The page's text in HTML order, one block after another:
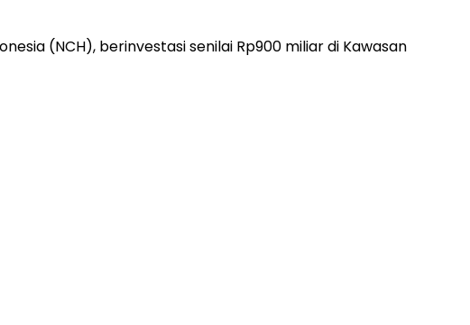
(NCH), berinvestasi senilai Rp900 miliar di Kawasan